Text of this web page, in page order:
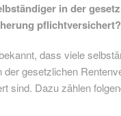
in der
pflichtversichert?
dass viele
der gesetzlichen
sind. Dazu zählen